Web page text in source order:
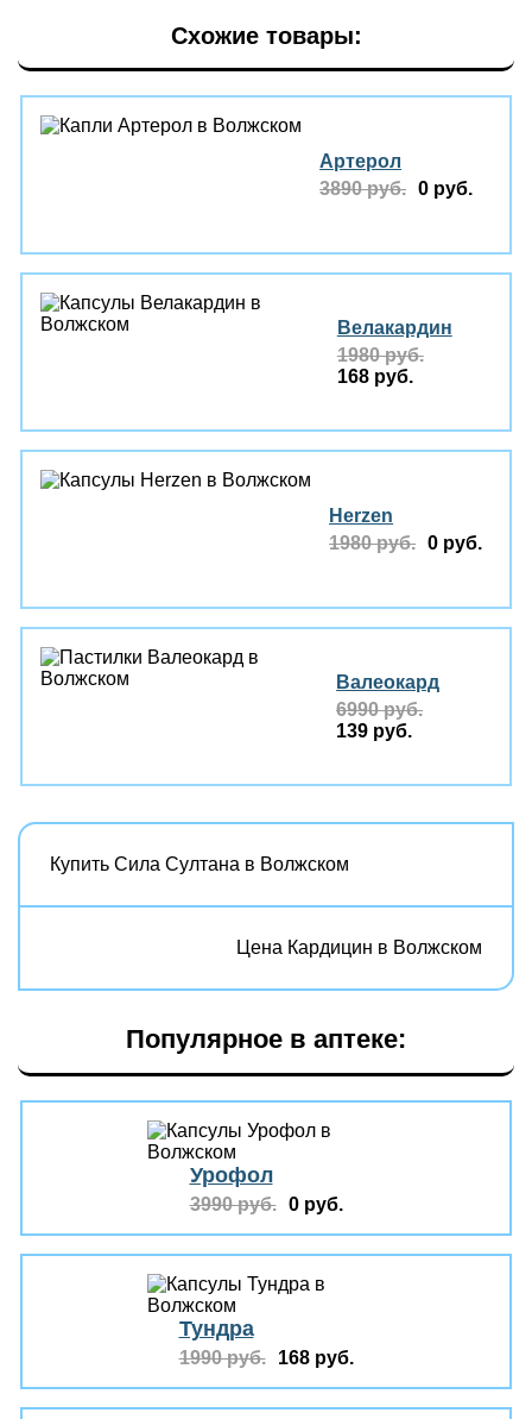
Схожие товары:
Артерол
3890 руб. 0 руб.
Велакардин
1980 руб.
168 руб.
Herzen
1980 руб. 0 руб.
Валеокард
6990 руб.
139 руб.
Купить Сила Султана в Волжском
Цена Кардицин в Волжском
Популярное в аптеке:
Урофол
3990 руб. 0 руб.
Тундра
1990 руб. 168 руб.